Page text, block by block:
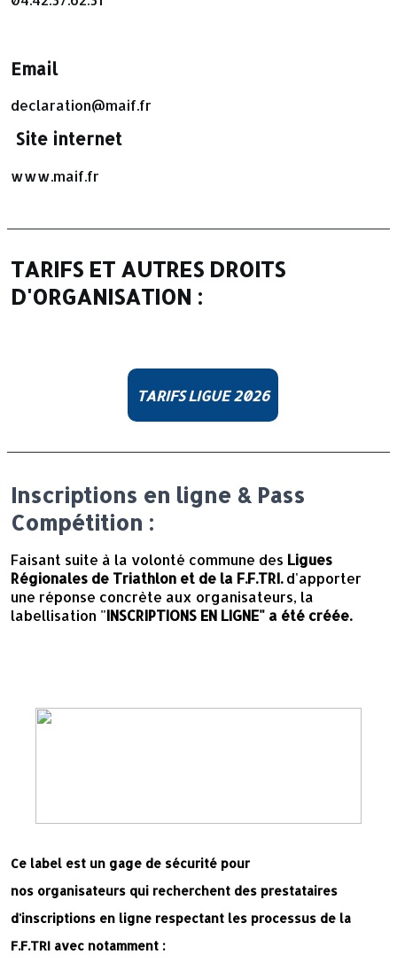
Email
declaration@maif.fr
Site internet
www.maif.fr
TARIFS ET AUTRES DROITS
D'ORGANISATION :
TARIFS LIGUE 2026
Inscriptions en ligne & Pass
Compétition :
Faisant suite à la volonté commune des Ligues
Régionales de Triathlon et de la F.F.TRI.d'apporter
une réponse concrète aux organisateurs, la
labellisation "INSCRIPTIONS EN LIGNE" a été créée.
Ce label est un gage de sécurité pour
nos organisateurs qui recherchent des prestataires
d'inscriptions en ligne respectant les processus de la
F.F.TRI avec notamment :